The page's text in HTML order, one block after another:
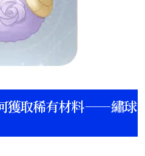
獲取稀有材料——繡球